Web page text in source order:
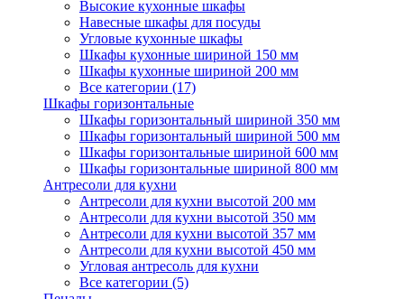
Высокие кухонные шкафы
Навесные шкафы для посуды
Угловые кухонные шкафы
Шкафы кухонные шириной 150 мм
Шкафы кухонные шириной 200 мм
Все категории (17)
Шкафы горизонтальные
Шкафы горизонтальный шириной 350 мм
Шкафы горизонтальный шириной 500 мм
Шкафы горизонтальные шириной 600 мм
Шкафы горизонтальные шириной 800 мм
Антресоли для кухни
Антресоли для кухни высотой 200 мм
Антресоли для кухни высотой 350 мм
Антресоли для кухни высотой 357 мм
Антресоли для кухни высотой 450 мм
Угловая антресоль для кухни
Все категории (5)